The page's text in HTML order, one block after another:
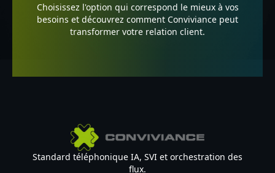
Choisissez l'option qui correspond le mieux à vos
besoins et découvrez comment Conviviance peut
transformer votre relation client.
Standard téléphonique IA, SVI et orchestration des
flux.